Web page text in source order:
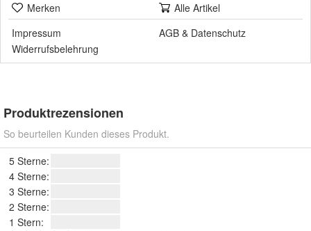
Merken
Alle Artikel
Impressum
AGB & Datenschutz
Widerrufsbelehrung
Produktrezensionen
So beurteilen Kunden dieses Produkt.
5 Sterne:
4 Sterne:
3 Sterne:
2 Sterne:
1 Stern: